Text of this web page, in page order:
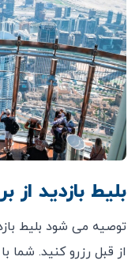
بلیط بازدید از
توصیه می شود بلیط
از قبل رزرو کنید. شما